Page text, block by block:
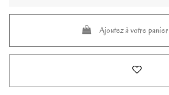
Ajoutez à votre